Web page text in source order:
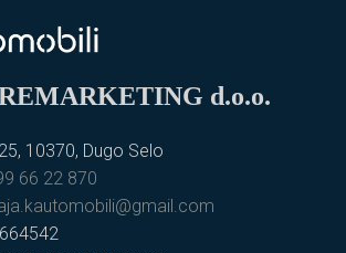
d.o.o.
10370, Dugo Selo
66 22 870